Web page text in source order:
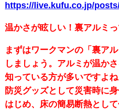
https://live.kufu.co.jp/
温かさが眩しい！裏アルミっ
まずはワークマンの「裏ア
しましょう。アルミが温か
知っている方が多いですよね
防災グッズとして災害時に
はじめ、床の簡易断熱とし